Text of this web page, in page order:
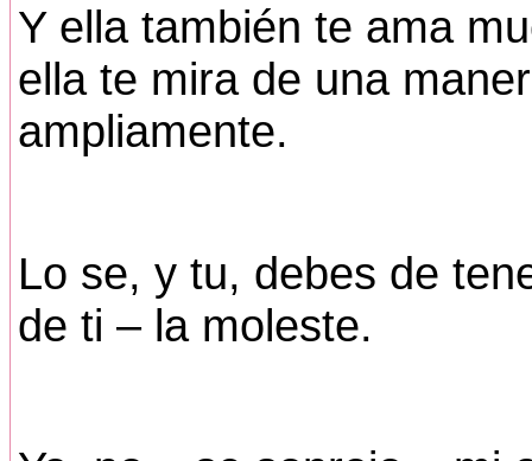
Y ella también te ama
ella te mira de una
ampliamente.
Lo se, y tu, debes de
de ti – la moleste.